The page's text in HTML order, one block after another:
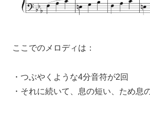
ここでのメロディは：
・つぶやくような4分音符が2回
・それに続いて、 息の短い、ため息